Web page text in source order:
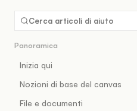
Cerca articoli di aiuto
Panoramica
Inizia qui
Nozioni di base del canvas
File e documenti